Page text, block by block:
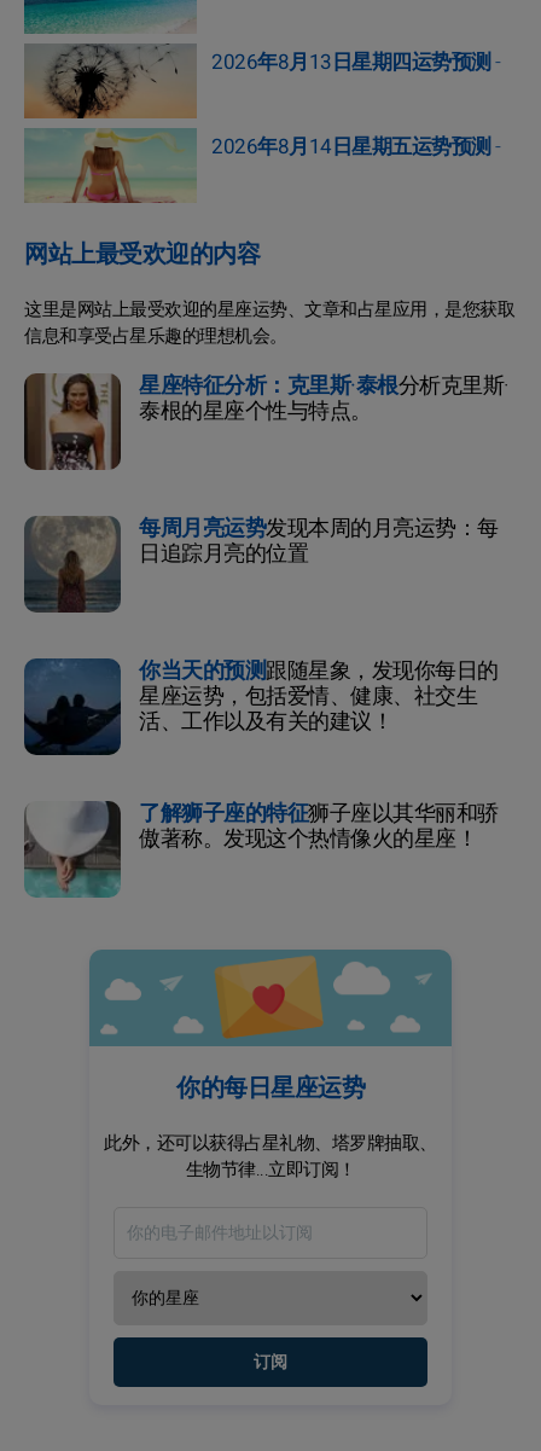
2026年8月13日星期四运势预测-
2026年8月14日星期五运势预测-
网站上最受欢迎的内容
这里是网站上最受欢迎的星座运势、文章和占星应用，是您获取
信息和享受占星乐趣的理想机会。
星座特征分析：克里斯·泰根分析克里斯·
泰根的星座个性与特点。
每周月亮运势发现本周的月亮运势：每
日追踪月亮的位置
你当天的预测跟随星象，发现你每日的
星座运势，包括爱情、健康、社交生
活、工作以及有关的建议！
了解狮子座的特征狮子座以其华丽和骄
傲著称。发现这个热情像火的星座！
你的每日星座运势
此外，还可以获得占星礼物、塔罗牌抽取、
生物节律...立即订阅！
订阅